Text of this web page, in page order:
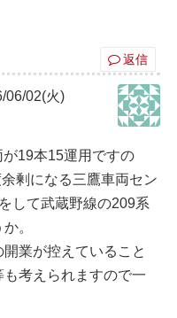
返信
06/02(火)
19本15運用ですの
剰になる三鷹車両セン
して武蔵野線の209系
。
業が控えていること
考えられますので一